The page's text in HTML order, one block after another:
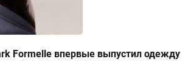
Formelle впервые выпустил одежду